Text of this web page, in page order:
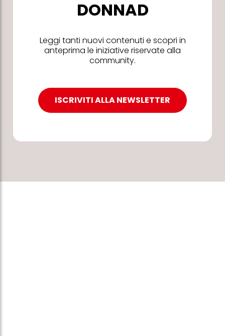
DONNAD
Leggi tanti nuovi contenuti e scopri in
anteprima le iniziative riservate alla
community.
ISCRIVITI ALLA NEWSLETTER